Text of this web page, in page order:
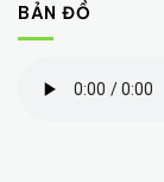
BẢN ĐỒ